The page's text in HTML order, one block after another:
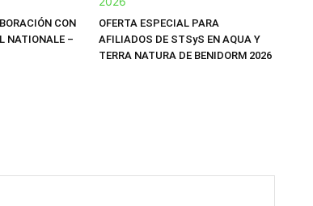
CON
NATIONALE –
OFERTA ESPECIAL PARA
AFILIADOS DE STSyS EN AQUA Y
TERRA NATURA DE BENIDORM 2026